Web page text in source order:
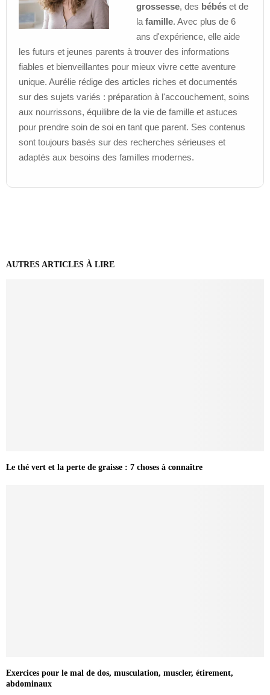
grossesse, des bébés et de
la famille. Avec plus de 6
ans d'expérience, elle aide
les futurs et jeunes parents à trouver des informations
fiables et bienveillantes pour mieux vivre cette aventure
unique. Aurélie rédige des articles riches et documentés
sur des sujets variés : préparation à l'accouchement, soins
aux nourrissons, équilibre de la vie de famille et astuces
pour prendre soin de soi en tant que parent. Ses contenus
sont toujours basés sur des recherches sérieuses et
adaptés aux besoins des familles modernes.
AUTRES ARTICLES À LIRE
Le thé vert et la perte de graisse : 7 choses à connaître
Exercices pour le mal de dos, musculation, muscler, étirement,
abdominaux